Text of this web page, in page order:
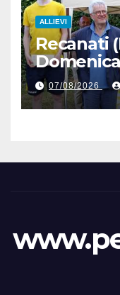
ALLIEVI
Recanati
Mare e
grande
Giacomo
07/08/2026